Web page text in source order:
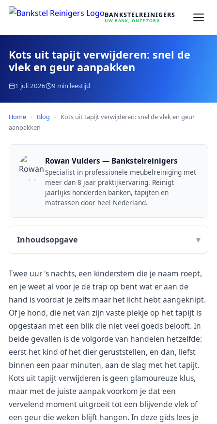
BANKSTELREINIGERS
UW BANK, ONZE ZORG
Kots uit tapijt verwijderen: snel de
vlek en geur aanpakken
1 juli 2026 9 min leestijd
Home › Blog ›
Kots uit tapijt verwijderen: snel de vlek en geur
aanpakken
Rowan Vulders — Bankstelreinigers
Specialist in professionele meubelreiniging met
meer dan 8 jaar praktijkervaring. Reinigt
jaarlijks honderden banken, tapijten en
matrassen door heel Nederland.
Twee uur 's nachts, een kinderstem die je naam roept,
en je weet al voor je de trap op bent wat er aan de
hand is voordat je zelfs maar het licht hebt aangeknipt.
Of je hond, die net van zijn vaste plekje op het tapijt is
opgestaan met een blik die niet veel goeds belooft. In
beide gevallen is de volgorde van handelen hetzelfde:
eerst het kind of het dier geruststellen, en dan, liefst
binnen een paar minuten, aan de slag met het tapijt.
Kots uit tapijt verwijderen is geen glamoureuze klus,
maar met de juiste aanpak voorkom je dat een
vervelend moment uitgroeit tot een blijvende vlek of
een geur die weken blijft hangen. In deze gids lees je
Inhoudsopgave